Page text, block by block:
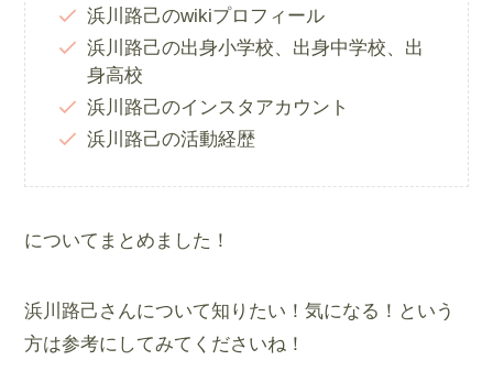
浜川路己のwikiプロフィール
浜川路己の出身小学校、出身中学校、出
身高校
浜川路己のインスタアカウント
浜川路己の活動経歴
についてまとめました！
浜川路己さんについて知りたい！気になる！という
方は参考にしてみてくださいね！